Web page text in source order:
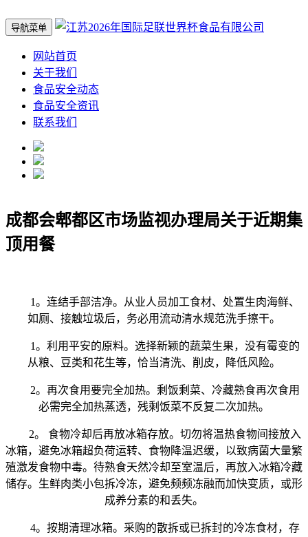
导航菜单
网站首页
关于我们
食品安全动态
食品安全资讯
联系我们
成都会郫都区市场监视办理局关于近期集
顶用餐
1。连结手部洁净。从业人员加工食材、处置生肉海鲜、
如厕、接触垃圾后，务必用流动清水规范洗手擦干。
1。利用平安的原料。选择新颖的蔬菜生果，没有霉变的
从粮、豆类和花生等，恰当清洗、削皮，降低风险。
2。再次食用要完全加热。剩饭剩菜、冷藏熟食再次食用
必需完全加热蒸透，残剩饭菜不反复二次加热。
2。 食物冷却后再放冰箱存放。切勿将温热食物间接放入
冰箱，避免冰箱超负荷运转、食物降温迟缓，以致病菌大量繁
殖激发食物中毒。待熟食天然冷却至室温后，再放入冰箱冷藏
储存。生鲜肉类小包拆冷冻，避免频频冻融而加快变质，或形
成养分素的和丢失。
4。按期清理冰箱。采购的散拆或已拆封的冷冻食材，存